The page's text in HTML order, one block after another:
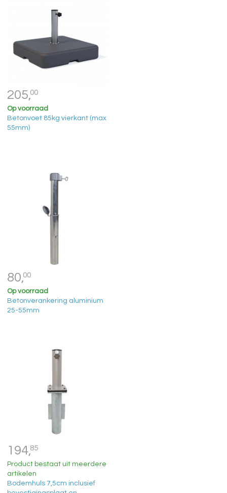
205,00
Op voorraad
Betonvoet 85kg vierkant (max
55mm)
80,00
Op voorraad
Betonverankering aluminium
25-55mm
194,85
Product bestaat uit meerdere
artikelen
Bodemhuls 7,5cm inclusief